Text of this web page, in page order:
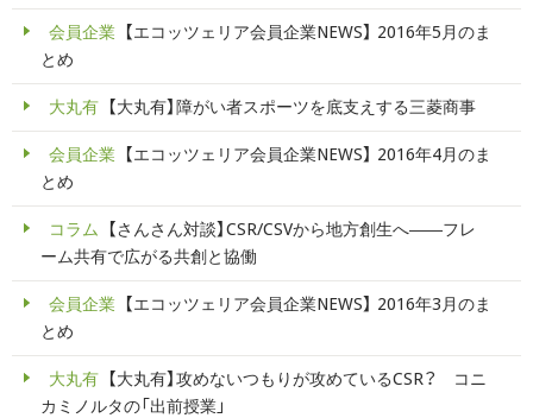
会員企業
【エコッツェリア会員企業NEWS】 2016年5月のま
とめ
大丸有 【大丸有】障がい者スポーツを底支えする三菱商事
会員企業
【エコッツェリア会員企業NEWS】 2016年4月のま
とめ
コラム
【さんさん対談】CSR/CSVから地方創生へ――フレ
ーム共有で広がる共創と協働
会員企業
【エコッツェリア会員企業NEWS】 2016年3月のま
とめ
大丸有
【大丸有】攻めないつもりが攻めているCSR？ コニ
カミノルタの「出前授業」